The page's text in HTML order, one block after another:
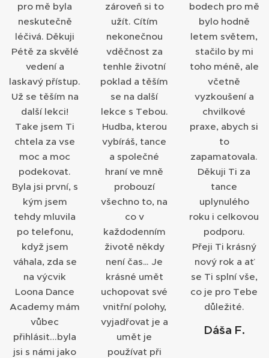
pro mě byla
neskutečně
léčivá. Děkuji
Pétě za skvělé
vedení a
laskavý přístup.
Už se těším na
další lekci!
Take jsem Ti
chtela za vse
moc a moc
podekovat.
Byla jsi první, s
kým jsem
tehdy mluvila
po telefonu,
když jsem
váhala, zda se
na výcvik
Loona Dance
Academy mám
vůbec
přihlásit...byla
jsi s námi jako
zároveň si to
užít. Cítím
nekonečnou
vděčnost za
tenhle životní
poklad a těším
se na další
lekce s Tebou.
Hudba, kterou
vybíráš, tance
a společné
hraní ve mně
probouzí
všechno to, na
co v
každodenním
životě někdy
není čas… Je
krásné umět
uchopovat své
vnitřní polohy,
vyjadřovat je a
umět je
používat při
bodech pro mě
bylo hodně
letem světem,
stačilo by mi
toho méně, ale
včetně
vyzkoušení a
chvilkové
praxe, abych si
to
zapamatovala.
Děkuji Ti za
tance
uplynulého
roku i celkovou
podporu.
Přeji Ti krásný
nový rok a ať
se Ti splní vše,
co je pro Tebe
důležité.
Dáša F.